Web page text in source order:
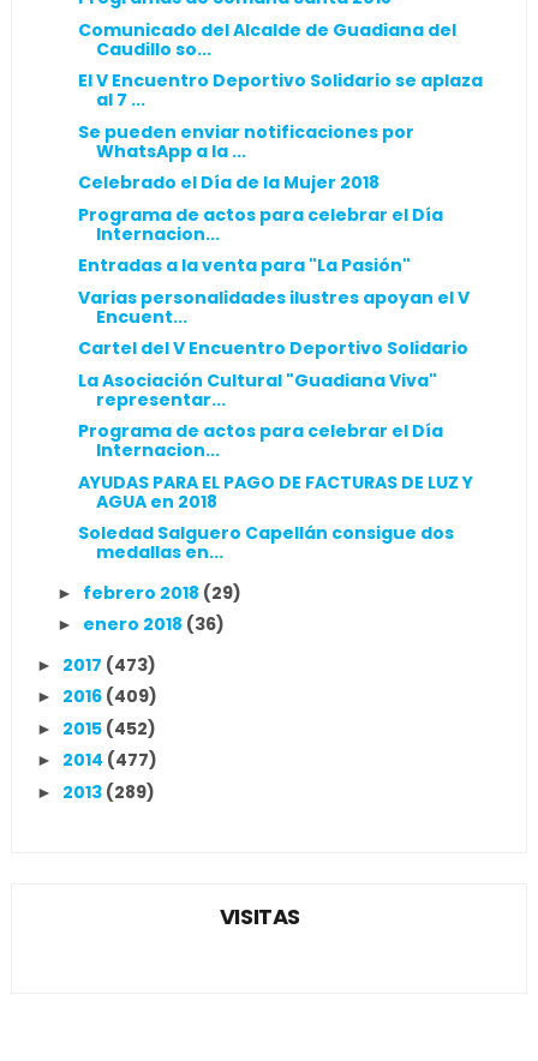
Comunicado del Alcalde de Guadiana del
Caudillo so...
El V Encuentro Deportivo Solidario se aplaza
al 7 ...
Se pueden enviar notificaciones por
WhatsApp a la ...
Celebrado el Día de la Mujer 2018
Programa de actos para celebrar el Día
Internacion...
Entradas a la venta para "La Pasión"
Varias personalidades ilustres apoyan el V
Encuent...
Cartel del V Encuentro Deportivo Solidario
La Asociación Cultural "Guadiana Viva"
representar...
Programa de actos para celebrar el Día
Internacion...
AYUDAS PARA EL PAGO DE FACTURAS DE LUZ Y
AGUA en 2018
Soledad Salguero Capellán consigue dos
medallas en...
► febrero 2018 (29)
► enero 2018 (36)
► 2017 (473)
► 2016 (409)
► 2015 (452)
► 2014 (477)
► 2013 (289)
VISITAS